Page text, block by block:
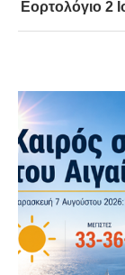
Εορτολόγιο 2